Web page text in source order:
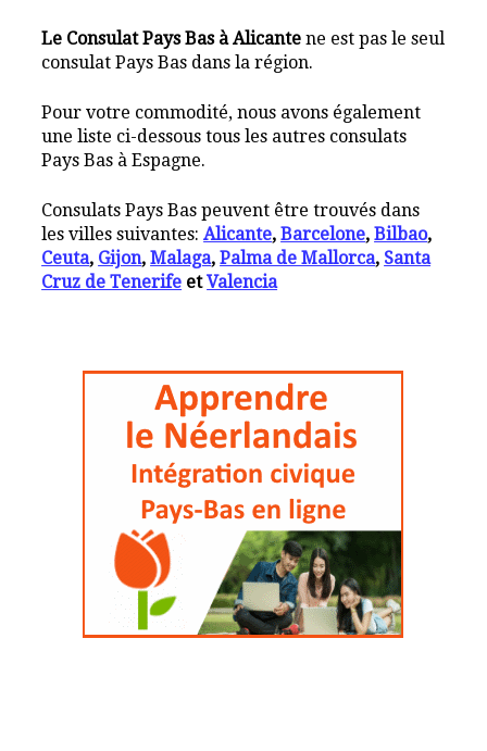
Le Consulat Pays Bas à Alicante ne est pas le seul
consulat Pays Bas dans la région.
Pour votre commodité, nous avons également
une liste ci-dessous tous les autres consulats
Pays Bas à Espagne.
Consulats Pays Bas peuvent être trouvés dans
les villes suivantes:Alicante,Barcelone,Bilbao,
Ceuta, Gijon,Malaga,Palma de Mallorca, Santa
Cruz de Tenerife etValencia